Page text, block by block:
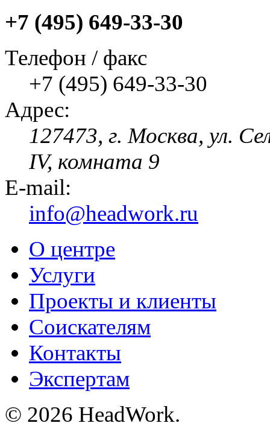
+7 (495) 649-33-30
Телефон / факс
+7 (495) 649-33-30
Адрес:
127473, г. Москва, ул.
IV, комната 9
E-mail:
info@headwork.ru
О центре
Услуги
Проекты и клиенты
Соискателям
Контакты
Экспертам
© 2026 HeadWork.